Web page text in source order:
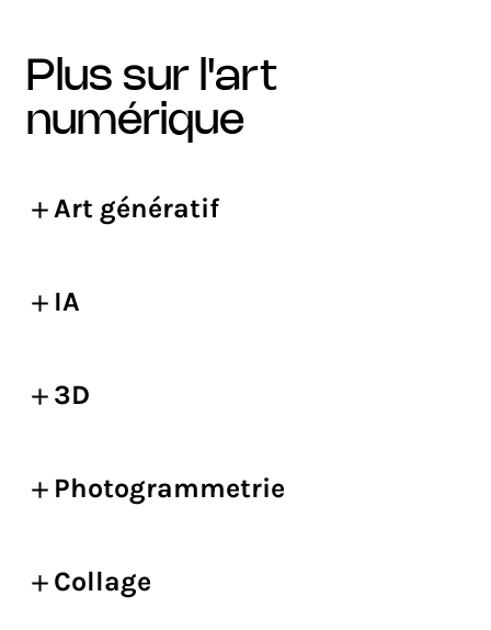
plus sur l'art
numérique
Art génératif
IA
3D
Photogrammetrie
Collage